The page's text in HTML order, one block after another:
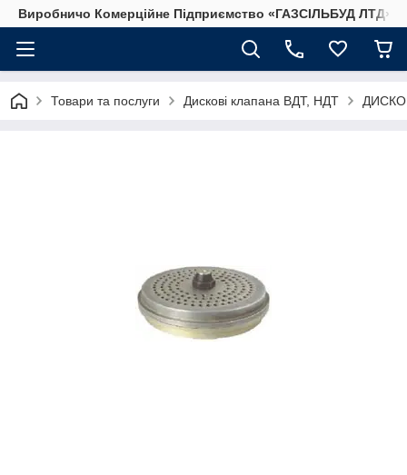
Виробничо Комерційне Підприємство «ГАЗСIЛЬБУД ЛТД»
Товари та послуги Дискові клапана ВДТ, НДТ